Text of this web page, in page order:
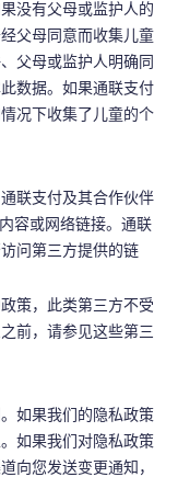
没有父母或监护人的
父母同意而收集儿童
父母或监护人明确同
数据。如果通联支付
况下收集了儿童的个
联支付及其合作伙伴
容或网络链接。通联
问第三方提供的链
策，此类第三方不受
前，请参见这些第三
如果我们的隐私政策
如果我们对隐私政策
向您发送变更通知，